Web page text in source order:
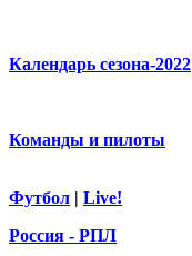
Календарь сезона-2022
Команды и пилоты
Футбол | Live!
Россия - РПЛ